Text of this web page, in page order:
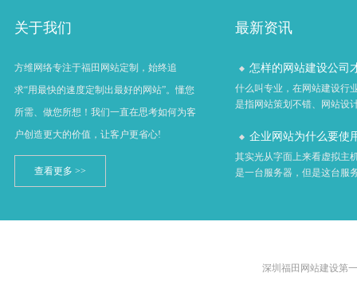
关于我们
方维网络专注于福田网站定制，始终追
求“用最快的速度定制出最好的网站”。懂您
所需、做您所想！我们一直在思考如何为客
户创造更大的价值，让客户更省心!
查看更多 >>
最新资讯
怎样的网站建设公司
什么叫专业，在网站建设行
是指网站策划不错、网站设
企业网站为什么要使
其实光从字面上来看虚拟主
是一台服务器，但是这台服
深圳福田网站建设第